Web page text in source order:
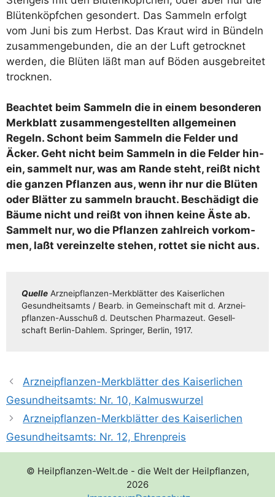
Blü­ten­köpf­chen geson­dert. Das Sam­meln erfolgt
vom Juni bis zum Herbst. Das Kraut wird in Bün­deln
zusam­men­ge­bun­den, die an der Luft getrock­net
wer­den, die Blü­ten läßt man auf Böden aus­ge­brei­tet
trocknen.
Beach­tet beim Sam­meln die in einem beson­de­ren
Merk­blatt zusam­men­ge­stell­ten all­ge­mei­nen
Regeln. Schont beim Sam­meln die Fel­der und
Äcker. Geht nicht beim Sam­meln in die Fel­der hin­
ein, sam­melt nur, was am Ran­de steht, reißt nicht
die gan­zen Pflan­zen aus, wenn ihr nur die Blü­ten
oder Blät­ter zu sam­meln braucht. Beschä­digt die
Bäu­me nicht und reißt von ihnen kei­ne Äste ab.
Sam­melt nur, wo die Pflan­zen zahl­reich vor­kom­
men, laßt ver­ein­zel­te ste­hen, rot­tet sie nicht aus.
Quel­le Arz­n­ei­pflan­­zen-Mer­k­­blä­t­­ter des Kai­ser­li­chen
Gesund­heits­amts /​​ Bearb. in Gemein­schaft mit d. Arz­n­ei­
pflan­­zen-Aus­­­schuß d. Deut­schen Phar­ma­zeut. Gesell­
schaft Ber­­lin-Dah­­lem. Sprin­ger, Ber­lin, 1917.
Arzneipflanzen-Merkblätter des Kaiserlichen
Gesundheitsamts: Nr. 10, Kalmuswurzel
Arzneipflanzen-Merkblätter des Kaiserlichen
Gesundheitsamts: Nr. 12, Ehrenpreis
© Heilpflanzen-Welt.de - die Welt der Heilpflanzen,
2026